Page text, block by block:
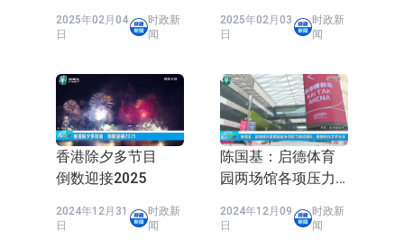
(08611.HK)跌21.01%
技(02261.HK)涨+75.05%，辰兴发展
(02286.HK)涨+64.91%
神火股份：新疆神火铝水转化率已
100%
【异动股】焦炭Ⅲ板块下挫，陕西黑
猫(601015.CN)跌8.38%
浙江证监局对财通证券股份有限公司
采取出具警示函措施
山金国际：港股上市工作正常推进中
士高危
2025年02月04
日
时政新
闻
2025年02月03
日
时政新
闻
香港除夕多节目
倒数迎接2025
2024年12月31
日
时政新
闻
陈国基：启德体育
园两场馆各项压力
序井然有序
2024年12月09
日
时政新
闻